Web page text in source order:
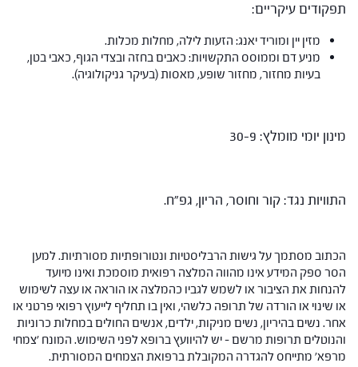
תפקודים עיקריים:
מזין יין ומוריד יאנג: הזעות לילה, מחלות מכלות.
מניע דם וממוסס התקשויות: כאבים בחזה ובצדי הגוף, כאבי בטן,
בעיות מחזור, מחזור שופע, מאסות (בעיקר גניקולוגיה).
מינון יומי מומלץ: 30-9
התוויות נגד: קור וחוסר, הריון, גפ"ח.
הכתוב מסתמך על גישות הרבליסטיות ונטורופתיות מסורתיות. למען
הסר ספק המידע אינו מהווה המלצה רפואית מוסמכת ואינו מיועד
להנחות את הציבור או לשמש לגביו כהמלצה או הוראה או עצה לשימוש
או שינוי או הורדה של תרופה כלשהי, ואין בו תחליף לייעוץ רפואי פרטני או
אחר. נשים בהיריון, נשים מניקות, ילדים, אנשים החולים במחלות כרוניות
והנוטלים תרופות מרשם – יש להיוועץ ברופא לפני השימוש. המונח 'צמחי
מרפא' מתייחס להגדרה המקובלת ברפואת הצמחים המסורתית.